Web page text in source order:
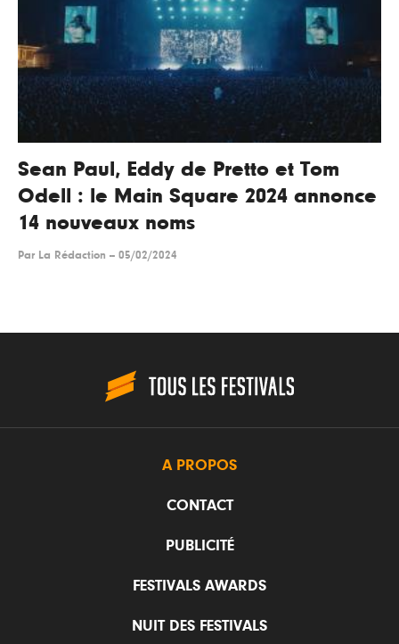
Sean Paul, Eddy de Pretto et Tom
Odell : le Main Square 2024 annonce
14 nouveaux noms
Par La Rédaction -- 05/02/2024
A PROPOS
CONTACT
PUBLICITÉ
FESTIVALS AWARDS
NUIT DES FESTIVALS